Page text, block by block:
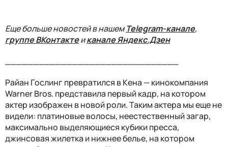
Еще больше новостей в нашемTelegram-канале,
группе ВКонтактеиканале Яндекс.Дзен
Райан Гослинг превратился в Кена — кинокомпания
Warner Bros. представила первый кадр, на котором
актер изображен в новой роли. Таким актера мы еще не
видели: платиновые волосы, неестественный загар,
максимально выделяющиеся кубики пресса,
джинсовая жилетка и нижнее белье, на котором